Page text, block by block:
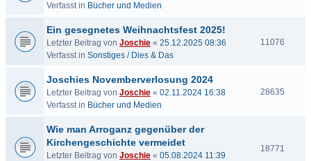
Verfasst in Bücher und Medien
Ein gesegnetes Weihnachtsfest 2025!
Letzter Beitrag von Joschie « 25.12.2025 08:36
Verfasst in Sonstiges / Dies & Das
11076
Joschies Novemberverlosung 2024
Letzter Beitrag von Joschie « 02.11.2024 16:38
Verfasst in Bücher und Medien
28635
Wie man Arroganz gegenüber der
Kirchengeschichte vermeidet
Letzter Beitrag von Joschie « 05.08.2024 11:39
18771